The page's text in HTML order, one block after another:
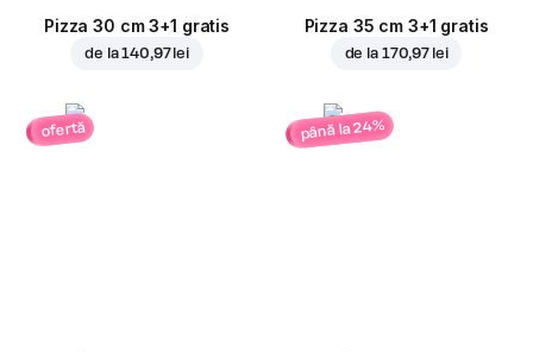
Pizza 30 cm 3+1 gratis
de la140,97 lei
Pizza 35 cm 3+1 gratis
de la 170,97 lei
ofertă până la 24%